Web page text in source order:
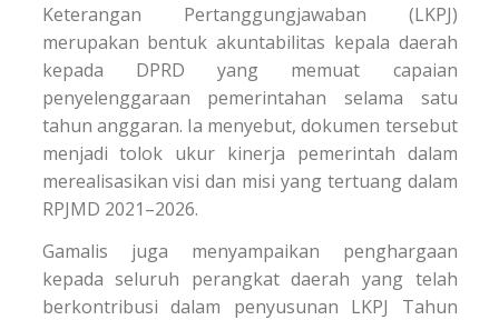
Keterangan Pertanggungjawaban (LKPJ)
merupakan bentuk akuntabilitas kepala daerah
kepada DPRD yang memuat capaian
penyelenggaraan pemerintahan selama satu
tahun anggaran. Ia menyebut, dokumen tersebut
menjadi tolok ukur kinerja pemerintah dalam
merealisasikan visi dan misi yang tertuang dalam
RPJMD 2021–2026.
Gamalis juga menyampaikan penghargaan
kepada seluruh perangkat daerah yang telah
berkontribusi dalam penyusunan LKPJ Tahun